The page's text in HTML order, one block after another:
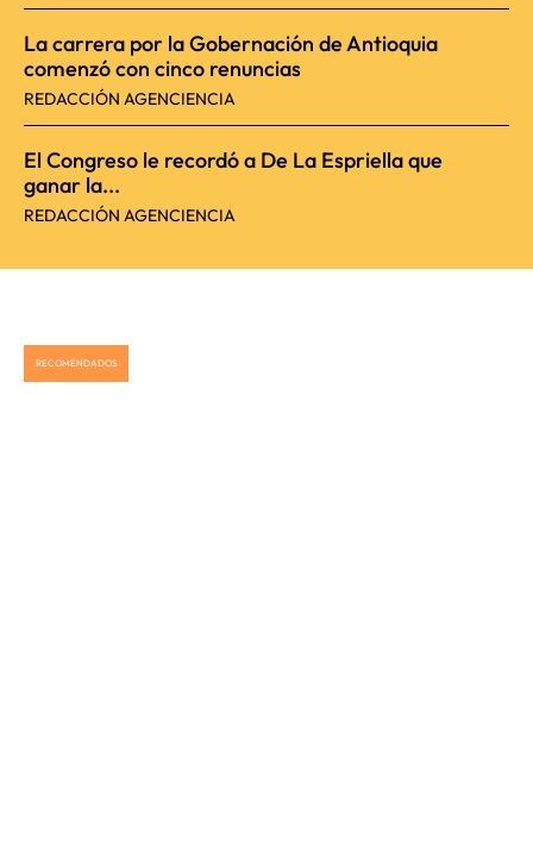
La carrera por la Gobernación de Antioquia
comenzó con cinco renuncias
REDACCIÓN AGENCIENCIA
El Congreso le recordó a De La Espriella que
ganar la...
REDACCIÓN AGENCIENCIA
RECOMENDADOS